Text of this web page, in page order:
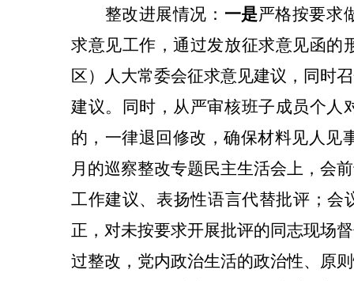
整改进展情况： 一是严格按要求
求意见工作，通过发放征求意见函的
区）人大常委会征求意见建议，同时
建议。同时，从严审核班子成员个人
的，一律退回修改，确保材料见人见
月的巡察整改专题民主生活会上，会
工作建议、表扬性语言代替批评；会
正，对未按要求开展批评的同志现场
过整改，党内政治生活的政治性、原